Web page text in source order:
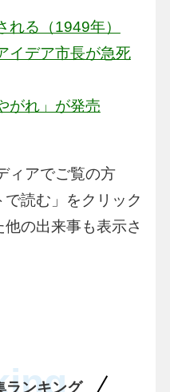
れる（1949年）
イデア市長が急死
がれ」が発売
ィアでご覧の方
読む」をクリック
の出来事も表示さ
ランキング